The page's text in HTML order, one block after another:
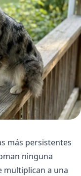
más persistentes
ninguna
multiplican a una